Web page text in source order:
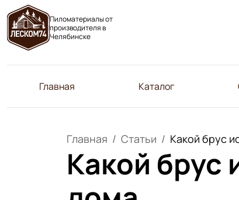
Пиломатериалы от
производителя в
Челябинске
Главная Каталог
Главная Статьи Какой брус
Какой брус